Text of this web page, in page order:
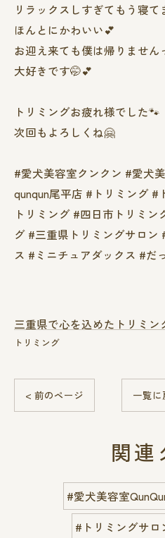
リラックスしすぎてもう寝て
ほんとにかわいい💕
お迎え来ても僕は帰りません
大好きです🤭💕
トリミングお疲れ様でした🐾
次回もよろしくね🤗
#愛犬美容室クンクン #愛犬
qunqun尾平店 #トリミング #
トリミング #四日市トリミ
グ #三重県トリミングサロン
ス #ミニチュアダックス #だ
三重県で心を込めたトリミン
トリミング
< 前のページ 一覧に
関連
#愛犬美容室
#トリミングサロ